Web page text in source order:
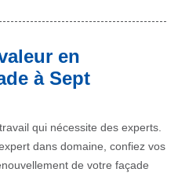
en
à Sept
qui nécessite des experts.
dans domaine, confiez vos
de votre façade